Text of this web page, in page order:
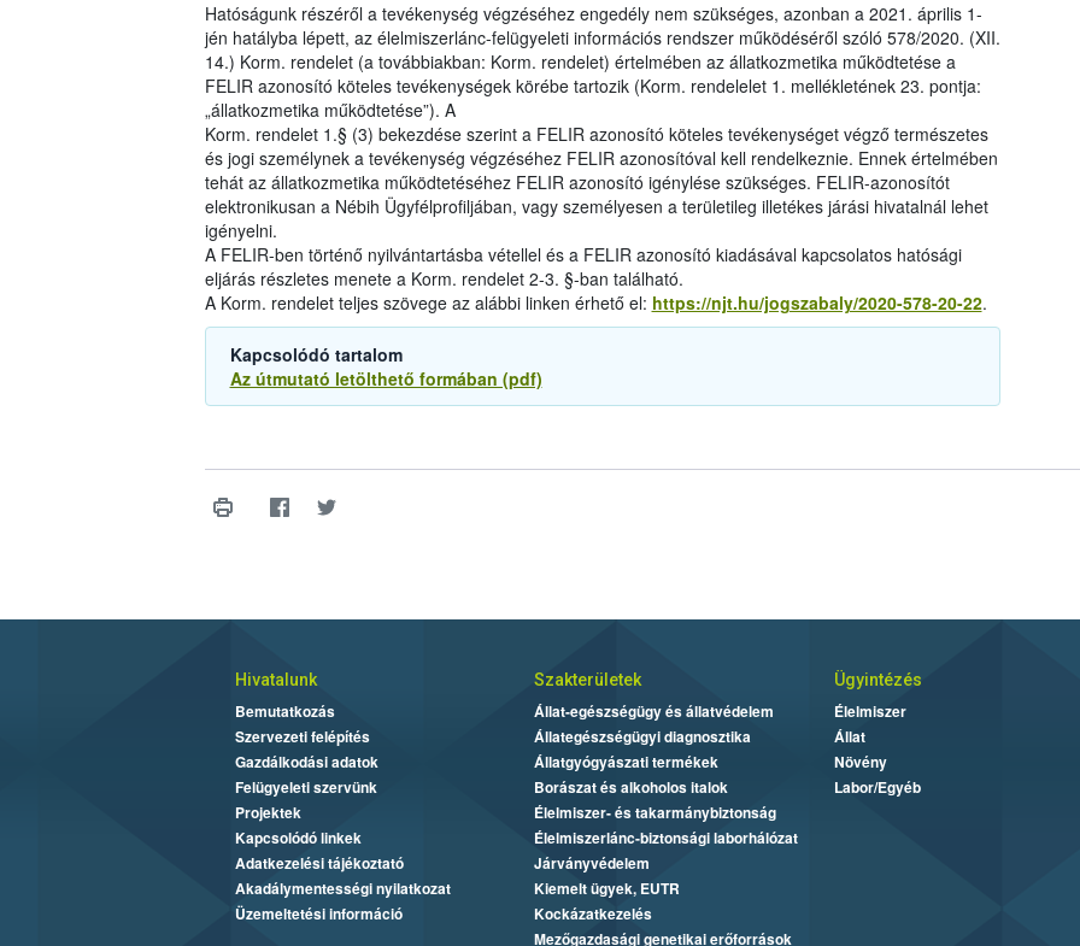
Hatóságunk részéről a tevékenység végzéséhez engedély nem szükséges, azonban a 2021. április 1-
jén hatályba lépett, az élelmiszerlánc-felügyeleti információs rendszer működéséről szóló 578/2020. (XII.
14.) Korm. rendelet (a továbbiakban: Korm. rendelet) értelmében az állatkozmetika működtetése a
FELIR azonosító köteles tevékenységek körébe tartozik (Korm. rendelelet 1. mellékletének 23. pontja:
„állatkozmetika működtetése”). A
Korm. rendelet 1.§ (3) bekezdése szerint a FELIR azonosító köteles tevékenységet végző természetes
és jogi személynek a tevékenység végzéséhez FELIR azonosítóval kell rendelkeznie. Ennek értelmében
tehát az állatkozmetika működtetéséhez FELIR azonosító igénylése szükséges. FELIR-azonosítót
elektronikusan a Nébih Ügyfélprofiljában, vagy személyesen a területileg illetékes járási hivatalnál lehet
igényelni.
A FELIR-ben történő nyilvántartásba vétellel és a FELIR azonosító kiadásával kapcsolatos hatósági
eljárás részletes menete a Korm. rendelet 2-3. §-ban található.
A Korm. rendelet teljes szövege az alábbi linken érhető el: https://njt.hu/jogszabaly/2020-578-20-22.
Kapcsolódó tartalom
Az útmutató letölthető formában (pdf)
Hivatalunk
Bemutatkozás
Szervezeti felépítés
Gazdálkodási adatok
Felügyeleti szervünk
Projektek
Kapcsolódó linkek
Adatkezelési tájékoztató
Akadálymentességi nyilatkozat
Üzemeltetési információ
Szakterületek
Állat-egészségügy és állatvédelem
Állategészségügyi diagnosztika
Állatgyógyászati termékek
Borászat és alkoholos italok
Élelmiszer- és takarmánybiztonság
Élelmiszerlánc-biztonsági laborhálózat
Járványvédelem
Kiemelt ügyek, EUTR
Kockázatkezelés
Mezőgazdasági genetikai erőforrások
Ügyintézés
Élelmiszer
Állat
Növény
Labor/Egyéb